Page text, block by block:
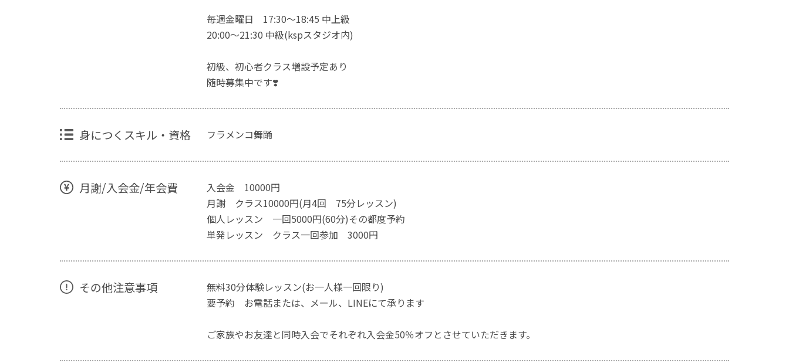
毎週金曜日 17:30〜18:45 中上級
20:00〜21:30 中級(kspスタジオ内)
初級、初心者クラス増設予定あり
随時募集中です❣️
身につくスキル・資格 フラメンコ舞踊
月謝/入会金/年会費
入会金 10000円
月謝 クラス10000円(月4回 75分レッスン)
個人レッスン 一回5000円(60分)その都度予約
単発レッスン クラス一回参加 3000円
その他注意事項
無料30分体験レッスン(お一人様一回限り)
要予約 お電話または、メール、LINEにて承ります
ご家族やお友達と同時入会でそれぞれ入会金50％オフとさせていただきます。